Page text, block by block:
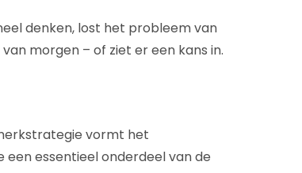
denken, lost het probleem van
morgen – of ziet er een kans in.
vormt het
essentieel onderdeel van de